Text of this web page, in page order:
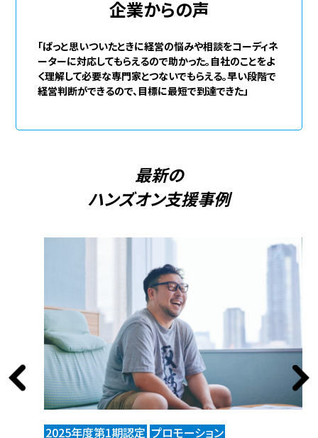
企業からの声
「ぱっと思いついたときに経営の悩みや相談をコーディネ
ーターに対応してもらえるので助かった。自社のことをよ
く理解して必要な専門家とつないでもらえる。早い段階で
経営判断ができるので、目標に最短で到達できた」
最新の
ハンズオン支援事例
2025年度第1期認定 プロモーション